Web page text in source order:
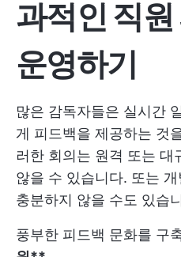
과적인 직
운영하기
많은 감독자들은 실시간
게 피드백을 제공하는 것
러한 회의는 원격 또는 대
않을 수 있습니다. 또는
충분하지 않을 수도 있습
풍부한 피드백 문화를 구